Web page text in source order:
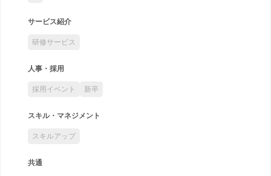
サービス紹介
研修サービス
人事・採用
採用イベント 新卒
スキル・マネジメント
スキルアップ
共通